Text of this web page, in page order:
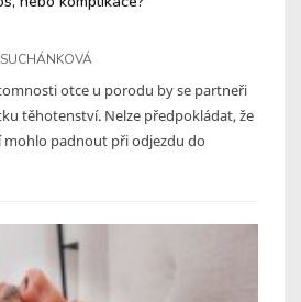
otce u porodu by se partneři
těhotenství. Nelze předpokládat, že
padnout při odjezdu do